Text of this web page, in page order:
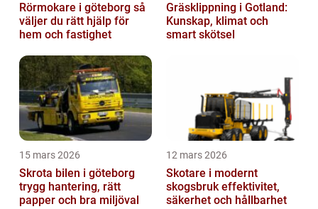
Rörmokare i göteborg så
väljer du rätt hjälp för
hem och fastighet
Gräsklippning i Gotland:
Kunskap, klimat och
smart skötsel
15 mars 2026
Skrota bilen i göteborg
trygg hantering, rätt
papper och bra miljöval
12 mars 2026
Skotare i modernt
skogsbruk effektivitet,
säkerhet och hållbarhet